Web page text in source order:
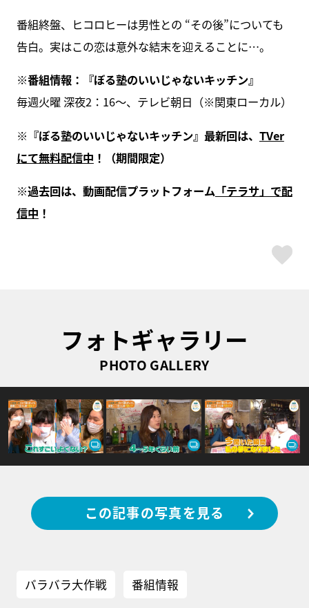
番組終盤、ヒコロヒーは男性との “その後”についても
告白。実はこの恋は意外な結末を迎えることに…。
※番組情報：『ぼる塾のいいじゃないキッチン』
毎週火曜 深夜2：16～、テレビ朝日（※関東ローカル）
※ 『ぼる塾のいいじゃないキッチン』最新回は、 TVer
にて無料配信中 ！（期間限定）
※過去回は、動画配信プラットフォーム「テラサ」で配
信中 ！
フォトギャラリー
PHOTO GALLERY
この記事の写真を見る
バラバラ大作戦 番組情報